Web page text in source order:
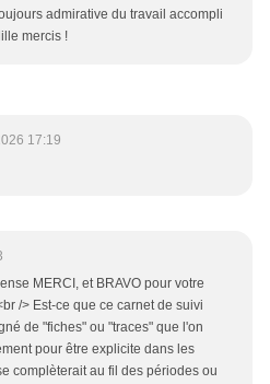
admirative du travail accompli
mercis !
17:19
MERCI, et BRAVO pour votre
/> Est-ce que ce carnet de suivi
de "fiches" ou "traces" que l'on
pour être explicite dans les
complèterait au fil des périodes ou